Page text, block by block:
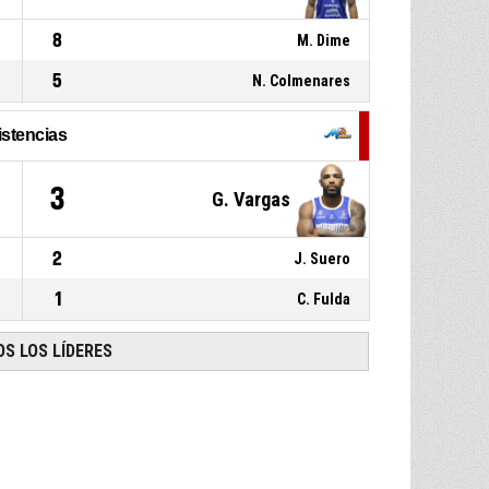
8 M. Dime
5 N. Colmenares
3 G. Vargas
2 J. Suero
1 C. Fulda
LOS LÍDERES